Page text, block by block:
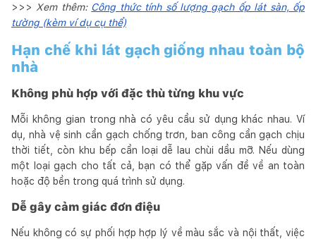
>>> Xem thêm: Công thức tính số lượng gạch ốp lát sàn, ốp
tường (kèm ví dụ cụ thể)
Hạn chế khi lát gạch giống nhau toàn bộ
nhà
Không phù hợp với đặc thù từng khu vực
Mỗi không gian trong nhà có yêu cầu sử dụng khác nhau. Ví
dụ, nhà vệ sinh cần gạch chống trơn, ban công cần gạch chịu
thời tiết, còn khu bếp cần loại dễ lau chùi dầu mỡ. Nếu dùng
một loại gạch cho tất cả, bạn có thể gặp vấn đề về an toàn
hoặc độ bền trong quá trình sử dụng.
Dễ gây cảm giác đơn điệu
Nếu không có sự phối hợp hợp lý về màu sắc và nội thất, việc